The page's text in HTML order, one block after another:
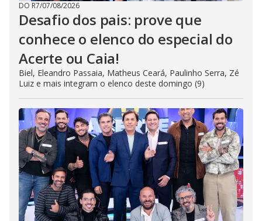
DO R7/07/08/2026
Desafio dos pais: prove que
conhece o elenco do especial do
Acerte ou Caia!
Biel, Eleandro Passaia, Matheus Ceará, Paulinho Serra, Zé
Luiz e mais integram o elenco deste domingo (9)